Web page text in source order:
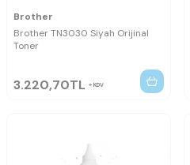
Brother
Brother TN3030 Siyah Orijinal
Toner
3.220,70TL KDV